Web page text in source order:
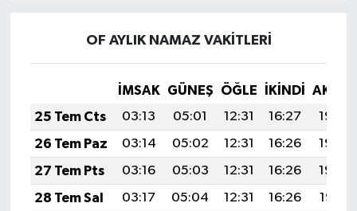
OF AYLIK NAMAZ VAKITLERI
İMSAK GÜNEŞ ÖĞLE İKINDI
25 Tem Cts
03:13 05:01 12:31 16:27
19:50
26 Tem Paz
03:14 05:02 12:31 16:26
19:49
27 Tem Pts
03:16 05:03 12:31 16:26
19:48
28 Tem Sal
03:17 05:04 12:31 16:26
19:47
Röportaj
Sağlık